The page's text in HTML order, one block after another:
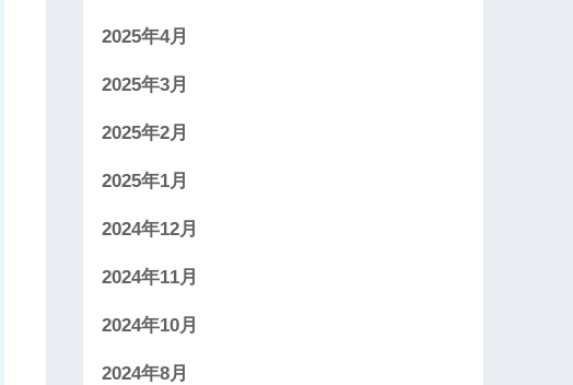
2025年4月
2025年3月
2025年2月
2025年1月
2024年12月
2024年11月
2024年10月
2024年8月